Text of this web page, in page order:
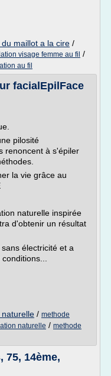
maillot a la cire /
visage femme au fil /
au fil
facialEpilFace
pilosité
renoncent à s'épiler
la vie grâce au
naturelle inspirée
d'obtenir un résultat
électricité et a
/ methode
naturelle / methode
75, 14ème,